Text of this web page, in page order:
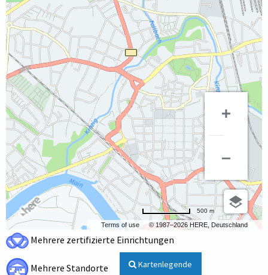
Terms of use © 1987–2026 HERE, Deutschland
500 m
Mehrere zertifizierte Einrichtungen
Mehrere Standorte Kartenlegende